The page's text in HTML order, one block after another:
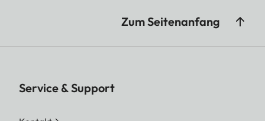
Zum Seitenanfang
Service & Support